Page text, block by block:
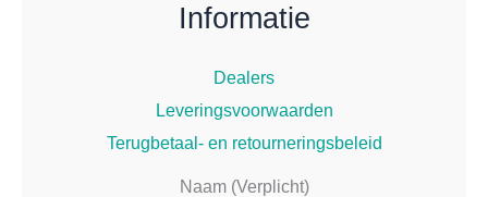
Informatie
Dealers
Leveringsvoorwaarden
Terugbetaal- en retourneringsbeleid
Naam (Verplicht)